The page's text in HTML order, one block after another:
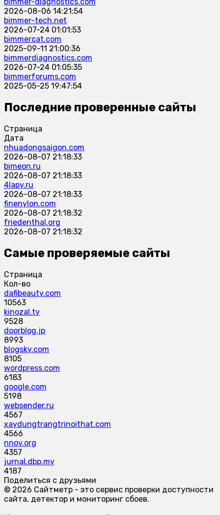
bimmer-diagnostics.com
2026-08-06 14:21:54
bimmer-tech.net
2026-07-24 01:01:53
bimmercat.com
2025-09-11 21:00:36
bimmerdiagnostics.com
2026-07-24 01:05:35
bimmerforums.com
2025-05-25 19:47:54
Последние проверенные сайты
Страница
Дата
nhuadongsaigon.com
2026-08-07 21:18:33
bimeon.ru
2026-08-07 21:18:33
4lapy.ru
2026-08-07 21:18:33
finenylon.com
2026-08-07 21:18:32
friedenthal.org
2026-08-07 21:18:32
Самые проверяемые сайты
Страница
Кол-во
dafibeauty.com
10563
kinozal.tv
9528
doorblog.jp
8993
blogsky.com
8105
wordpress.com
6183
google.com
5198
websender.ru
4567
xaydungtrangtrinoithat.com
4566
nnov.org
4357
jurnal.dbp.my
4187
Поделиться с друзьями
© 2026 Сайтметр - это сервис проверки доступности
сайта, детектор и мониторинг сбоев.